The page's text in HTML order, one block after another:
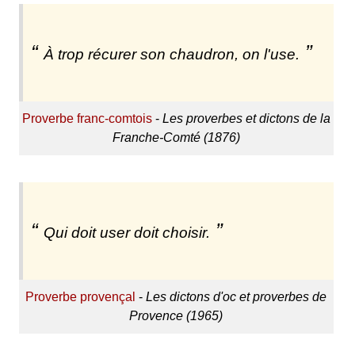
À trop récurer son chaudron, on l'use.
Proverbe franc-comtois- Les proverbes et dictons de la
Franche-Comté (1876)
Qui doit user doit choisir.
Proverbe provençal -Les dictons d'oc et proverbes de
Provence (1965)